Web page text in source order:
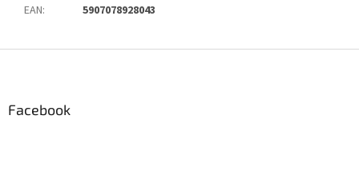
EAN: 5907078928043
Facebook